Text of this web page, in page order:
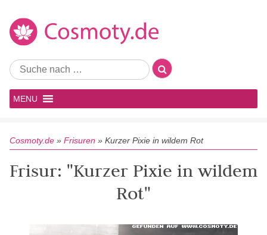
MENU
Cosmoty.de » Frisuren » Kurzer Pixie in wildem Rot
Frisur: "Kurzer Pixie in wildem
Rot"